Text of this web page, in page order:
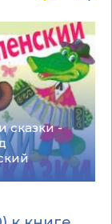
сказки -